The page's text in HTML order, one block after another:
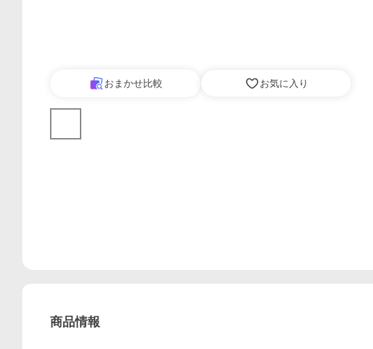
おまかせ比較 お気に入り
商品情報